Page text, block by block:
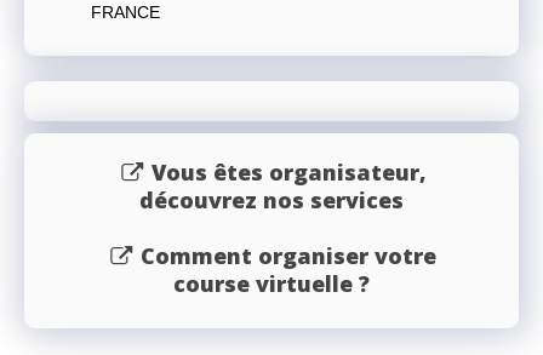
FRANCE
Vous êtes organisateur,
découvrez nos services
Comment organiser votre
course virtuelle ?